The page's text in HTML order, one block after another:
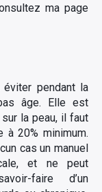
ma page
pendant la
âge. Elle est
la peau, il faut
à 20% minimum.
cas un manuel
et ne peut
faire d’un